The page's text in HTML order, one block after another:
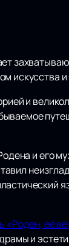
искусства
и
и его
«Роден, её
и